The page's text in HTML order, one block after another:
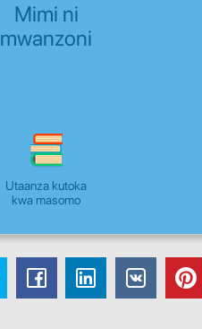
Mimi ni
mwanzoni
Utaanza kutoka
kwa masomo